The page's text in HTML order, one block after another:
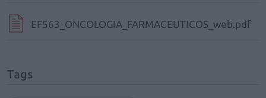
EF563_ONCOLOGIA_FARMACEUTICOS_web.pdf
Tags